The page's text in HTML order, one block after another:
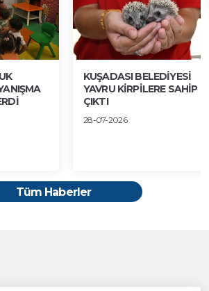
KUŞADASI BELEDİYESİ
YAVRU KİRPİLERE SAHİP
ÇIKTI
28-07-2026
Tüm Haberler